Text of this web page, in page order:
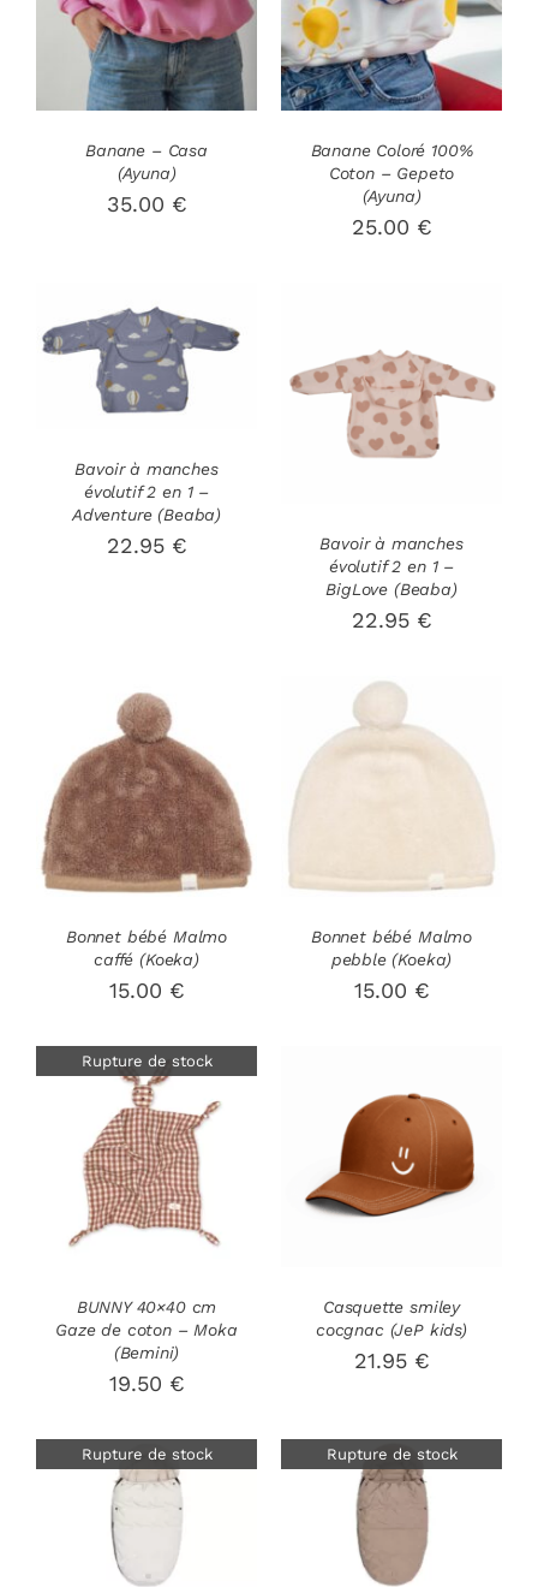
Banane – Casa
(Ayuna)
35.00 €
Banane Coloré 100%
Coton – Gepeto
(Ayuna)
25.00 €
AJOUTER AU
PANIER
/
DÉTAILS
Bavoir à manches
évolutif 2 en 1 –
Adventure (Beaba)
22.95 €
AJOUTER AU
PANIER
/
DÉTAILS
Bavoir à manches
évolutif 2 en 1 –
BigLove (Beaba)
22.95 €
AJOUTER AU
PANIER
/
DÉTAILS
Bonnet bébé Malmo
caffé (Koeka)
15.00 €
Bonnet bébé Malmo
pebble (Koeka)
15.00 €
Rupture de stock
DÉTAILS
BUNNY 40×40 cm
Gaze de coton – Moka
(Bemini)
19.50 €
CHOIX DES
OPTIONS
CE
PRODUIT
A
OPTIONS
PEUVENT
ÊTRE
LA
PAGE
DU
PRODUIT
/
DÉTAILS
Casquette smiley
cocgnac (JeP kids)
21.95 €
Rupture de stock
DÉTAILS
Rupture de stock
DÉTAILS